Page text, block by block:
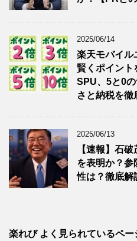
2025/06/14
楽天モバイル
賢くポイント
SPU、5と0
さと納税を徹
2025/06/13
【速報】石
を表明か？参
性は？徹底解
楽れび よく見られているペー